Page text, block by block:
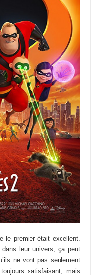
le premier était excellent.
leur univers, ça peut
ne vont pas seulement
satisfaisant, mais